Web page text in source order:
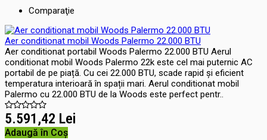
Comparaţie
Aer conditionat mobil Woods Palermo 22.000 BTU
Aer conditionat portabil Woods Palermo 22.000 BTU Aerul
conditionat mobil Woods Palermo 22k este cel mai puternic AC
portabil de pe piață. Cu cei 22.000 BTU, scade rapid și eficient
temperatura interioară în spații mari. Aerul conditionat mobil
Palermo cu 22.000 BTU de la Woods este perfect pentr..
5.591,42 Lei
Adaugă în Coş